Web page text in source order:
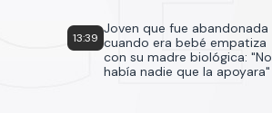
13:39
Joven que fue abandonada
cuando era bebé empatiza
con su madre biológica: "No
había nadie que la apoyara"